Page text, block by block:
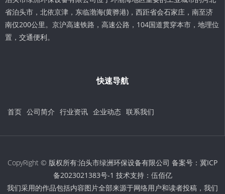
省泊头市，北依京津，东临渤海(黄骅港)，西距省会石家庄，南至济
南仅200公里。京沪高速铁路，高速公路，104国道贯穿本市，地理位
置，交通便利。
快速导航
首页 公司简介 行业资讯 企业动态 联系我们
CopyRight © 版权所有:泊头市绿洲环保设备有限公司 备案号： 冀ICP
备2023021383号-1 技术支持： 伍佰亿
我们采用的作品包括内容图片全部来源于网络用户和读者投稿，我们